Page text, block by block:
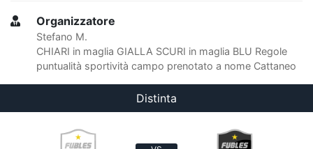
Organizzatore
Stefano M.
CHIARI in maglia GIALLA SCURI in maglia BLU Regole
puntualità sportività campo prenotato a nome Cattaneo
Distinta